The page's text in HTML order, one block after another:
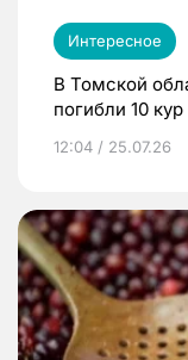
Интересное
В Томской
погибли 10
12:04 / 25.07.26